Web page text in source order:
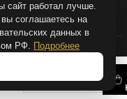
− +
сайт работал лучше.
соглашаетесь на
данных в
РФ. Подробнее